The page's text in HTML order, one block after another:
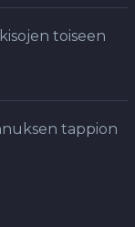
toiseen
tappion